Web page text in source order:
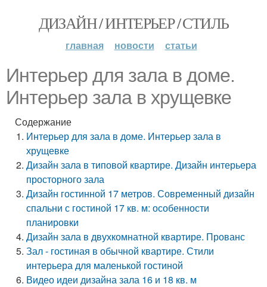
ДИЗАЙН / ИНТЕРЬЕР / СТИЛЬ
главная новости статьи
Интерьер для зала в доме.
Интерьер зала в хрущевке
Содержание
Интерьер для зала в доме. Интерьер зала в
хрущевке
Дизайн зала в типовой квартире. Дизайн интерьера
просторного зала
Дизайн гостинной 17 метров. Современный дизайн
спальни с гостиной 17 кв. м: особенности
планировки
Дизайн зала в двухкомнатной квартире. Прованс
Зал - гостиная в обычной квартире. Стили
интерьера для маленькой гостиной
Видео идеи дизайна зала 16 и 18 кв. м